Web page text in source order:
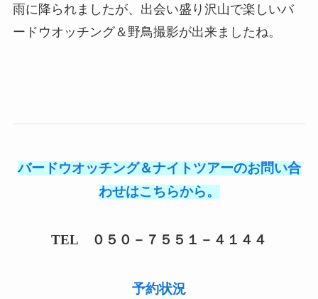
雨に降られましたが、出会い盛り沢山で楽しいバ
ードウオッチング＆野鳥撮影が出来ましたね。
バードウオッチング＆ナイトツアーのお問い合
わせはこちらから。
TEL ０５０－７５５１－４１４４
予約状況